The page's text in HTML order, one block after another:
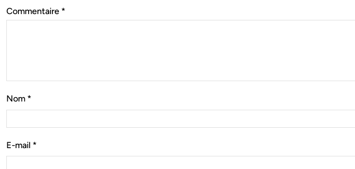
Commentaire *
Nom *
E-mail *